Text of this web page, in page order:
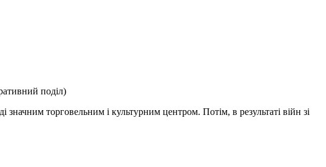
поділ)
торговельним і культурним центром. Потім, в результаті війн зі